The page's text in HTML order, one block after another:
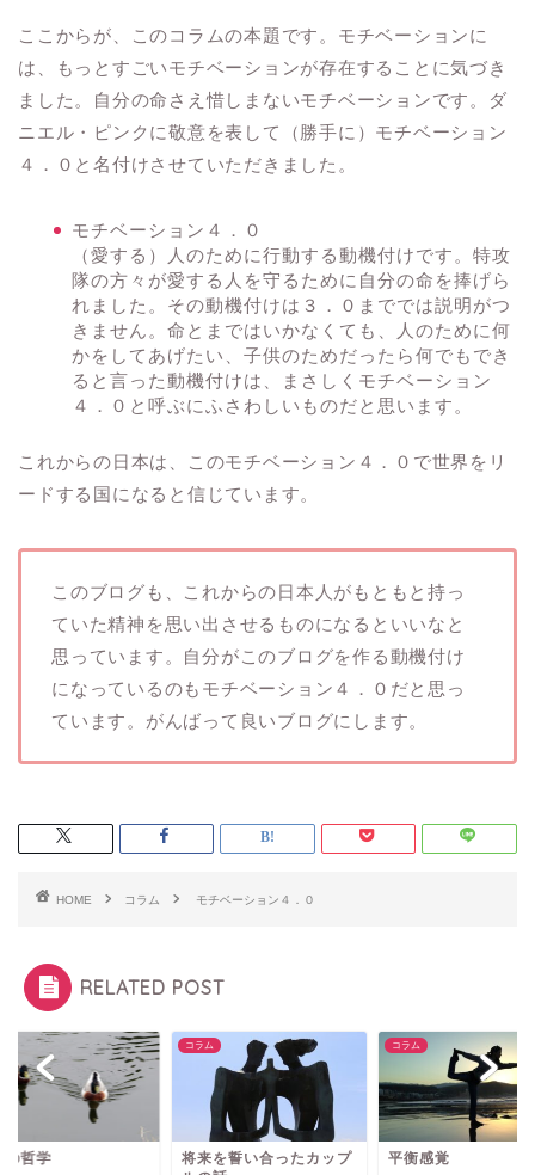
ここからが、このコラムの本題です。モチベーションに
は、もっとすごいモチベーションが存在することに気づき
ました。自分の命さえ惜しまないモチベーションです。ダ
ニエル・ピンクに敬意を表して（勝手に）モチベーション
４．０と名付けさせていただきました。
モチベーション４．０
（愛する）人のために行動する動機付けです。特攻
隊の方々が愛する人を守るために自分の命を捧げら
れました。その動機付けは３．０まででは説明がつ
きません。命とまではいかなくても、人のために何
かをしてあげたい、子供のためだったら何でもでき
ると言った動機付けは、まさしくモチベーション
４．０と呼ぶにふさわしいものだと思います。
これからの日本は、このモチベーション４．０で世界をリ
ードする国になると信じています。
このブログも、これからの日本人がもともと持っ
ていた精神を思い出させるものになるといいなと
思っています。自分がこのブログを作る動機付け
になっているのもモチベーション４．０だと思っ
ています。がんばって良いブログにします。
HOME コラム モチベーション４．０
RELATED POST
の哲学
コラム
将来を誓い合ったカップ
コラム
平衡感覚